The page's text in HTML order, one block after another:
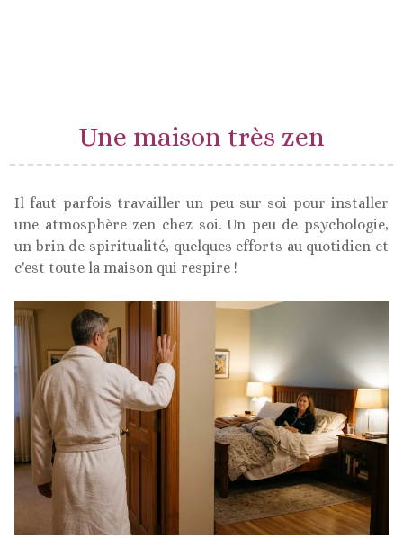
Une maison très zen
Il faut parfois travailler un peu sur soi pour installer
une atmosphère zen chez soi. Un peu de psychologie,
un brin de spiritualité, quelques efforts au quotidien et
c'est toute la maison qui respire !